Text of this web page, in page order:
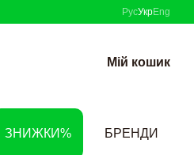
РусУкрEng
Мій кошик
ЗНИЖКИ% БРЕНДИ